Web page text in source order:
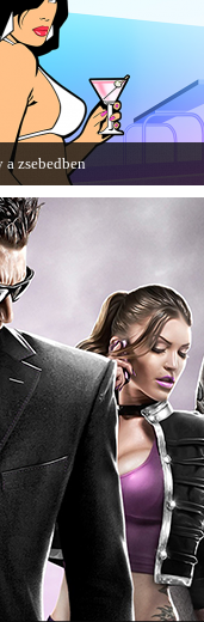
zsebedben
City 10th Anniversary
készített tesztet a PC Guru.